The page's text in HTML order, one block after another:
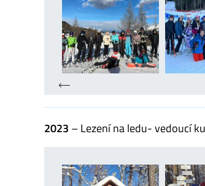
2023 – Lezení na ledu- vedoucí